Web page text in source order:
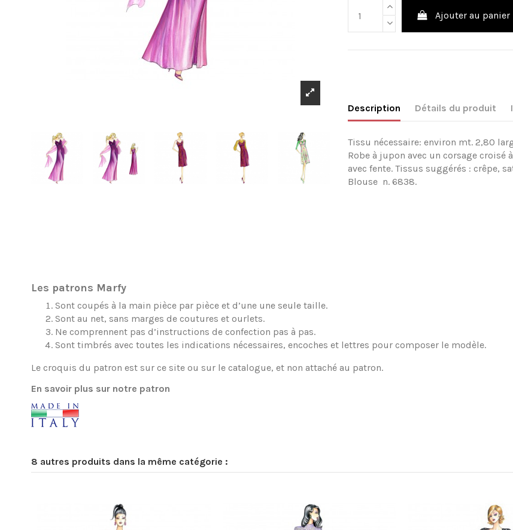
Ajouter au panier
Description Détails du produit
Tissu nécessaire: environ mt. 2,80
Robe à jupon avec un corsage
avec fente. Tissus suggérés : crêpe,
Blouse n. 6838.
Les patrons Marfy
Sont coupés à la main pièce par pièce et d’une une seule taille.
Sont au net, sans marges de coutures et ourlets.
Ne comprennent pas d’instructions de confection pas à pas.
Sont timbrés avec toutes les indications nécessaires, encoches et lettres pour composer le modèle.
Le croquis du patron est sur ce site ou sur le catalogue, et non attaché au patron.
En savoir plus sur notre patron
8 autres produits dans la même catégorie :